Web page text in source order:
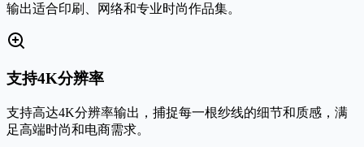
输出适合印刷、网络和专业时尚作品集。
支持4K分辨率
支持高达4K分辨率输出，捕捉每一根纱线的细节和质感，满
足高端时尚和电商需求。